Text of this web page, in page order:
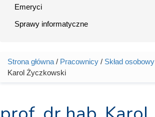
Emeryci
Sprawy informatyczne
Jesteś tutaj
Strona główna / Pracownicy / Skład osobowy
Karol Życzkowski